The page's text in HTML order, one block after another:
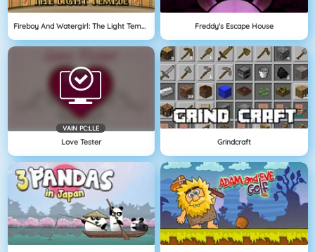
Fireboy And Watergirl: The Light Temple Freddy's Escape House
VAIN PC:LLE
Love Tester Grindcraft